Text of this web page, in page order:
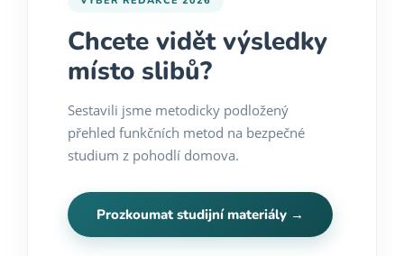
Chcete vidět výsledky
místo slibů?
Sestavili jsme metodicky podložený
přehled funkčních metod na bezpečné
studium z pohodlí domova.
Prozkoumat studijní materiály →